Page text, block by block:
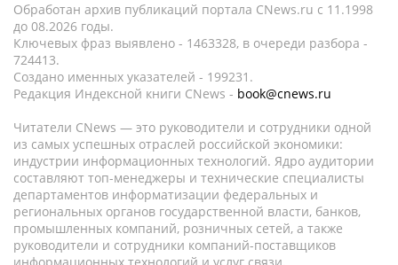
Обработан архив публикаций портала CNews.ru c 11.1998
до 08.2026 годы.
Ключевых фраз выявлено - 1463328, в очереди разбора -
724413.
Создано именных указателей - 199231.
Редакция Индексной книги CNews - book@cnews.ru
Читатели CNews — это руководители и сотрудники одной
из самых успешных отраслей российской экономики:
индустрии информационных технологий. Ядро аудитории
составляют топ-менеджеры и технические специалисты
департаментов информатизации федеральных и
региональных органов государственной власти, банков,
промышленных компаний, розничных сетей, а также
руководители и сотрудники компаний-поставщиков